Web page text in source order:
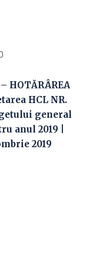
HOTĂRÂREA
HCL NR.
general
anul 2019 |
2019